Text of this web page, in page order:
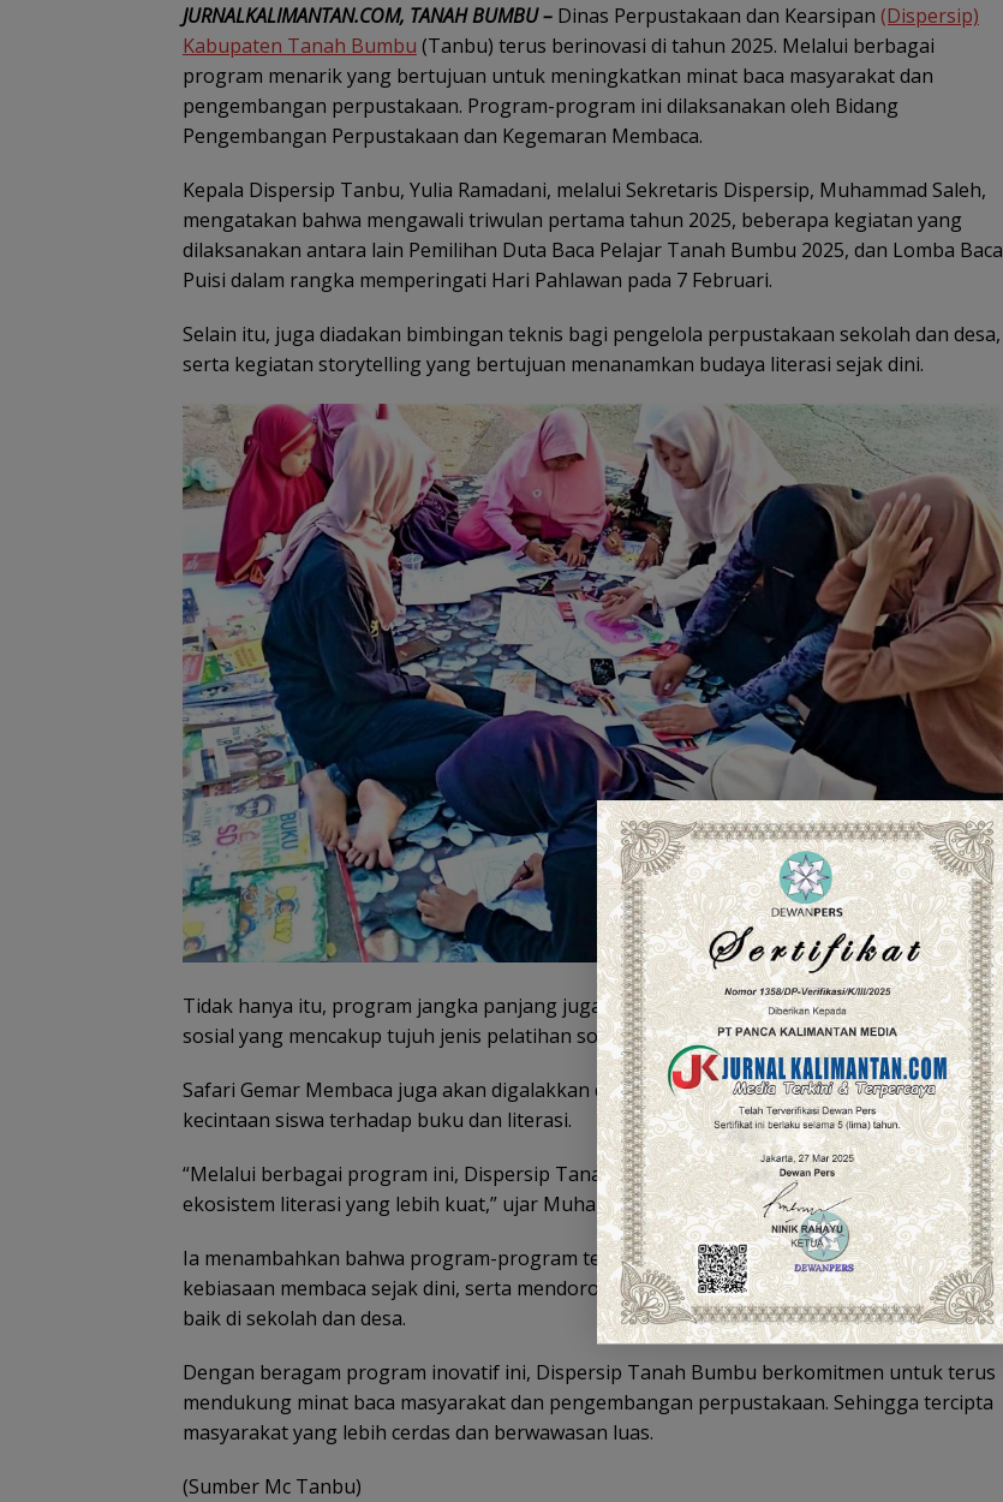
JURNALKALIMANTAN.COM, TANAH BUMBU – Dinas Perpustakaan dan Kearsipan (Dispersip)
Kabupaten Tanah Bumbu (Tanbu) terus berinovasi di tahun 2025. Melalui berbagai
program menarik yang bertujuan untuk meningkatkan minat baca masyarakat dan
pengembangan perpustakaan. Program-program ini dilaksanakan oleh Bidang
Pengembangan Perpustakaan dan Kegemaran Membaca.
Kepala Dispersip Tanbu, Yulia Ramadani, melalui Sekretaris Dispersip, Muhammad Saleh,
mengatakan bahwa mengawali triwulan pertama tahun 2025, beberapa kegiatan yang
dilaksanakan antara lain Pemilihan Duta Baca Pelajar Tanah Bumbu 2025, dan Lomba Baca
Puisi dalam rangka memperingati Hari Pahlawan pada 7 Februari.
Selain itu, juga diadakan bimbingan teknis bagi pengelola perpustakaan sekolah dan desa,
serta kegiatan storytelling yang bertujuan menanamkan budaya literasi sejak dini.
Tidak hanya itu, program jangka panjang juga telah disiapkan, seperti pelatihan inklusi
sosial yang mencakup tujuh jenis pelatihan soft skills bagi masyarakat.
Safari Gemar Membaca juga akan digalakkan di berbagai sekolah guna meningkatkan
kecintaan siswa terhadap buku dan literasi.
“Melalui berbagai program ini, Dispersip Tanah Bumbu berharap dapat menciptakan
ekosistem literasi yang lebih kuat,” ujar Muhammad Saleh.
Ia menambahkan bahwa program-program tersebut dilaksanakan guna membangun
kebiasaan membaca sejak dini, serta mendorong pengelolaan perpustakaan yang lebih
baik di sekolah dan desa.
Dengan beragam program inovatif ini, Dispersip Tanah Bumbu berkomitmen untuk terus
mendukung minat baca masyarakat dan pengembangan perpustakaan. Sehingga tercipta
masyarakat yang lebih cerdas dan berwawasan luas.
(Sumber Mc Tanbu)